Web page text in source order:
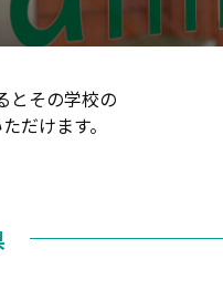
とその学校の
だけます。